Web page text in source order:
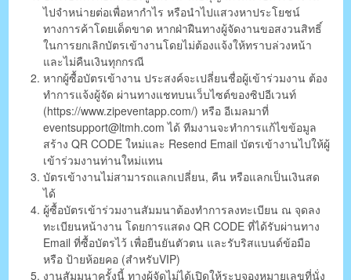
ไปจำหน่ายต่อเพื่อหากำไร หรือนำไปแสวงหาประโยชน์
ทางการค้าโดยเด็ดขาด หากฝ่าฝืนทางผู้จัดงานขอสงวนสิทธิ์
ในการยกเลิกบัตรเข้างานโดยไม่ต้องแจ้งให้ทราบล่วงหน้า
และไม่คืนเงินทุกกรณี
หากผู้ซื้อบัตรเข้างาน ประสงค์จะเปลี่ยนชื่อผู้เข้าร่วมงาน ต้อง
ทำการแจ้งผู้จัด ผ่านทางแชทบนเว็บไซต์ของซิปอีเวนท์
(https://www.zipeventapp.com/) หรือ อีเมลมาที่
eventsupport@ltmh.com ได้ ทีมงานจะทำการแก้ไขข้อมูล
สร้าง QR CODE ใหม่และ Resend Email บัตรเข้างานไปให้ผู้
เข้าร่วมงานท่านใหม่แทน
บัตรเข้างานไม่สามารถแลกเปลี่ยน, คืน หรือแลกเป็นเงินสด
ได้
ผู้ซื้อบัตรเข้าร่วมงานสัมมนาต้องทำการลงทะเบียน ณ จุดลง
ทะเบียนหน้างาน โดยการแสดง QR CODE ที่ได้รับผ่านทาง
Email ที่ซื้อบัตรไว้ เพื่อยืนยันตัวตน และรับริสแบนด์ข้อมือ
หรือ ป้ายห้อยคอ (สำหรับVIP)
งานสัมมนาครั้งนี้ ทางผู้จัดไม่ได้เปิดให้ระบุจองหมายเลขที่นั่ง